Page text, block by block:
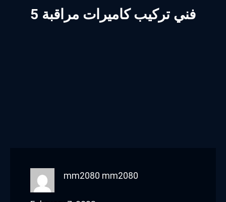
فني تركيب كاميرات مراقبة 5
mm2080 mm2080